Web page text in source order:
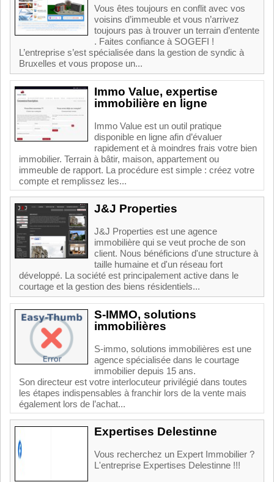
Vous êtes toujours en conflit avec vos
voisins d’immeuble et vous n’arrivez
toujours pas à trouver un terrain d’entente
. Faites confiance à SOGEFI !
L’entreprise s’est spécialisée dans la gestion de syndic à
Bruxelles et vous propose un...
Immo Value, expertise
immobilière en ligne
Immo Value est un outil pratique
disponible en ligne afin d’évaluer
rapidement et à moindres frais votre bien
immobilier. Terrain à bâtir, maison, appartement ou
immeuble de rapport. La procédure est simple : créez votre
compte et remplissez les...
J&J Properties
J&J Properties est une agence
immobilière qui se veut proche de son
client. Nous bénéficions d'une structure à
taille humaine et d'un réseau fort
développé. La société est principalement active dans le
courtage et la gestion des biens résidentiels...
S-IMMO, solutions
immobilières
S-immo, solutions immobilières est une
agence spécialisée dans le courtage
immobilier depuis 15 ans.
Son directeur est votre interlocuteur privilégié dans toutes
les étapes indispensables à franchir lors de la vente mais
également lors de l’achat...
Expertises Delestinne
Vous recherchez un Expert Immobilier ?
L'entreprise Expertises Delestinne !!!